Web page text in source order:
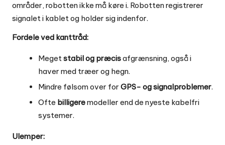
områder, robotten ikke må køre i. Robotten registrerer
signalet i kablet og holder sig indenfor.
Fordele ved kanttråd:
Megetstabil og præcisafgrænsning, også i
haver med træer og hegn.
Mindre følsom over for GPS- og signalproblemer.
Ofte billigeremodeller end de nyeste kabelfri
systemer.
Ulemper: